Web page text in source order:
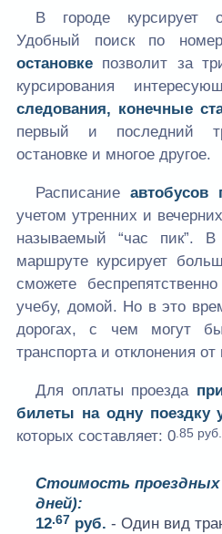
В городе курсирует
Удобный поиск по
остановке позволит за
курсирования
следования, конечные
первый и последний
остановке и многое другое.
Расписание автобусов
учетом утренних и
называемый “час пик”.
маршруте курсирует
сможете
учебу, домой. Но в это
дорогах, с чем могут
транспорта и отклонения
Для оплаты проезда
билеты на одну поездку
которых составляет: 0 .85 руб.
Стоимость
дней):
12.67 руб. - Один вид